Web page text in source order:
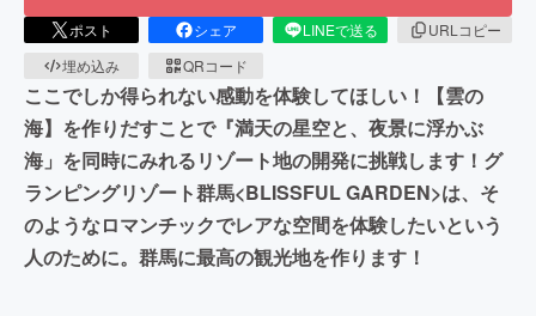
ポスト シェア LINEで送る
URLコピー
埋め込み
QRコード
ここでしか得られない感動を体験してほしい！【雲の
海】を作りだすことで『満天の星空と、夜景に浮かぶ
海」を同時にみれるリゾート地の開発に挑戦します！グ
ランピングリゾート群馬<BLISSFUL GARDEN>は、そ
のようなロマンチックでレアな空間を体験したいという
人のために。群馬に最高の観光地を作ります！